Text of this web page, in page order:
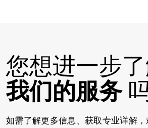
您想进一步
我们的服务
如需了解更多信息、获取专业详解